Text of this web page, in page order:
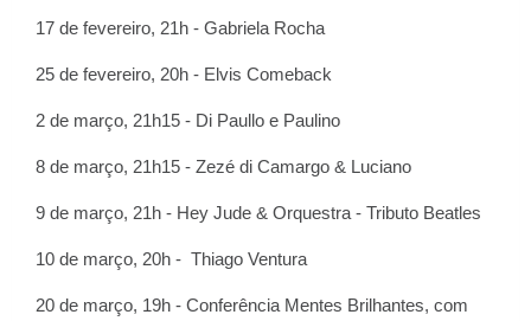
17 de fevereiro, 21h - Gabriela Rocha
25 de fevereiro, 20h - Elvis Comeback
2 de março, 21h15 - Di Paullo e Paulino
8 de março, 21h15 - Zezé di Camargo & Luciano
9 de março, 21h - Hey Jude & Orquestra - Tributo Beatles
10 de março, 20h - Thiago Ventura
20 de março, 19h - Conferência Mentes Brilhantes, com